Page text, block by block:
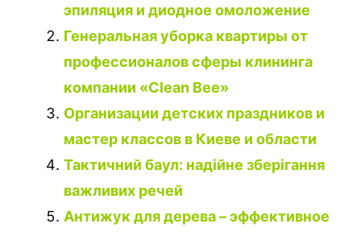
эпиляция и диодное омоложение
Генеральная уборка квартиры от
профессионалов сферы клининга
компании «Clean Bee»
Организации детских праздников и
мастер классов в Киеве и области
Тактичний баул: надійне зберігання
важливих речей
Антижук для дерева – эффективное